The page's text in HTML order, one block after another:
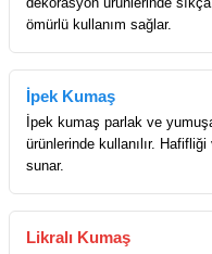
ömürlü kullanım sağlar.
İpek Kumaş
İpek kumaş parlak ve
ürünlerinde kullanılır.
sunar.
Likralı Kumaş